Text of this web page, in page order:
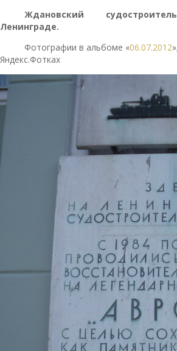
Ждановский
Ленинграде.
Фотографии в альбоме «06.07.2012
Яндекс.Фотках